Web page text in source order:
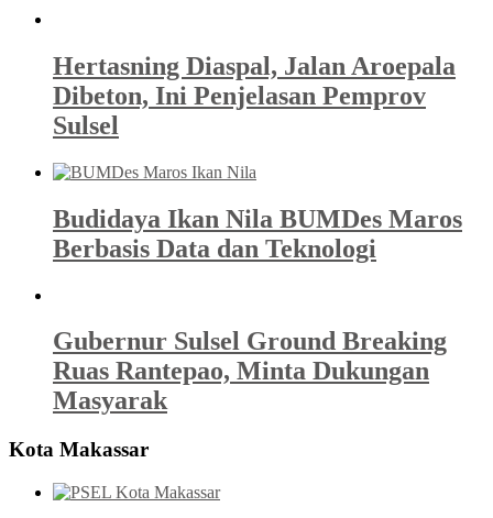
Hertasning Diaspal, Jalan Aroepala
Dibeton, Ini Penjelasan Pemprov
Sulsel
Budidaya Ikan Nila BUMDes Maros
Berbasis Data dan Teknologi
Gubernur Sulsel Ground Breaking
Ruas Rantepao, Minta Dukungan
Masyarak
Kota Makassar